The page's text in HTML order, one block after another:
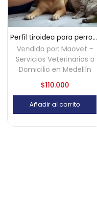
Perfil tiroideo para perros y gatos a domicilio
Vendido por: Maovet -
Servicios Veterinarios a
Domicilio en Medellín
$110.000
Añadir al carrito